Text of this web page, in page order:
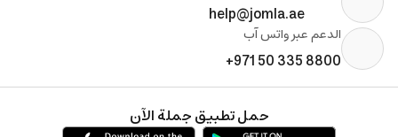
help@jomla.ae
الدعم عبر واتس آب
+971 50 335 8800
حمل تطبيق جملة الآن